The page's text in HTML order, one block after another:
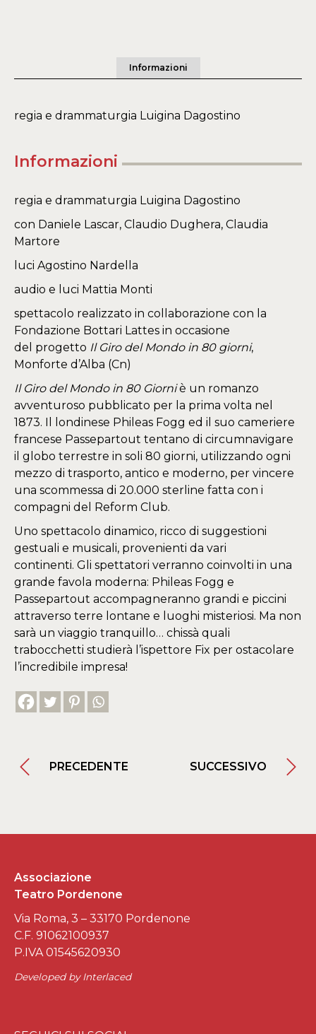
Informazioni
regia e drammaturgia Luigina Dagostino
Informazioni
regia e drammaturgia Luigina Dagostino
con Daniele Lascar, Claudio Dughera, Claudia
Martore
luci Agostino Nardella
audio e luci Mattia Monti
spettacolo realizzato in collaborazione con la
Fondazione Bottari Lattes in occasione
del progetto Il Giro del Mondo in 80 giorni,
Monforte d’Alba (Cn)
Il Giro del Mondo in 80 Giorniè un romanzo
avventuroso pubblicato per la prima volta nel
1873. Il londinese Phileas Fogg ed il suo cameriere
francese Passepartout tentano di circumnavigare
il globo terrestre in soli 80 giorni, utilizzando ogni
mezzo di trasporto, antico e moderno, per vincere
una scommessa di 20.000 sterline fatta con i
compagni del Reform Club.
Uno spettacolo dinamico, ricco di suggestioni
gestuali e musicali, provenienti da vari
continenti. Gli spettatori verranno coinvolti in una
grande favola moderna: Phileas Fogg e
Passepartout accompagneranno grandi e piccini
attraverso terre lontane e luoghi misteriosi. Ma non
sarà un viaggio tranquillo… chissà quali
trabocchetti studierà l’ispettore Fix per ostacolare
l’incredibile impresa!
PRECEDENTE SUCCESSIVO
Associazione
Teatro Pordenone
Via Roma, 3 – 33170 Pordenone
C.F. 91062100937
P.IVA 01545620930
Developed by Interlaced